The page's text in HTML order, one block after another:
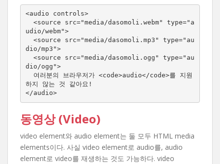
<audio controls>
udio/webm">
dio/mp3">
dio/ogg">
하지 않는 것 같아요!
</audio>
동영상 (Video)
video element와 audio element는 둘 모두 HTML media
elements이다. 사실 video element로 audio를, audio
element로 video를 재생하는 것도 가능하다. video